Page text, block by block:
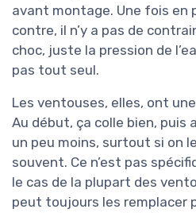
avant montage. Une fois en
contre, il n’y a pas de
choc, juste la pression de
pas tout seul.
Les ventouses, elles, ont
Au début, ça colle bien, puis
un peu moins, surtout si on
souvent. Ce n’est pas
le cas de la plupart des
peut toujours les remplacer